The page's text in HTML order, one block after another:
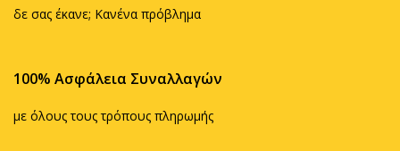
δε σας έκανε; Κανένα πρόβλημα
100% Ασφάλεια Συναλλαγών
με όλους τους τρόπους πληρωμής